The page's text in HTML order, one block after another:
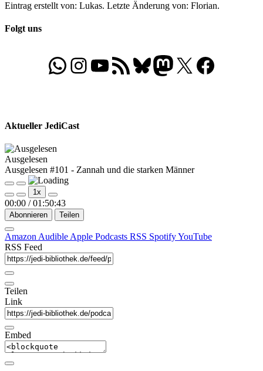
Eintrag erstellt von: Lukas. Letzte Änderung von: Florian.
Folgt uns
WhatsApp
Folgt uns auf Instagram
Besucht unseren YouTube-Kanal
RSS-FeedBluesky
Folgt uns auf Mastodon
X Folgt uns auf
Aktueller JediCast
Ausgelesen
Ausgelesen #101 - Zannah und die starken Männer
Play
Episode
Pause
Episode
1x
00:00 / 01:50:43
Abonnieren Teilen
Amazon Audible Apple Podcasts RSS SpotifyYouTube
RSS Feed
Teilen
Link
Embed